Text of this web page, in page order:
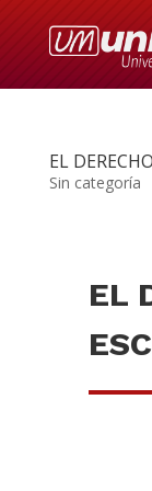
EL
Sin categoría
EL